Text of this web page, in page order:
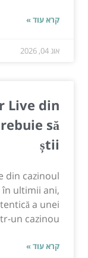
קרא עוד »
אוג 04, 2026
Live din
să
știi
din cazinoul
ultimii ani,
a unei
un cazinou...
קרא עוד »